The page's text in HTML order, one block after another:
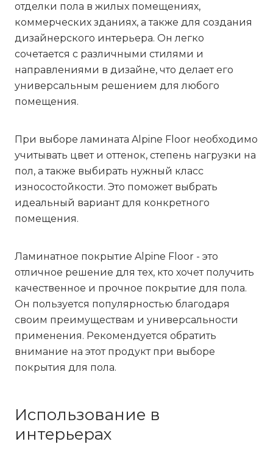
отделки пола в жилых помещениях,
коммерческих зданиях, а также для создания
дизайнерского интерьера. Он легко
сочетается с различными стилями и
направлениями в дизайне, что делает его
универсальным решением для любого
помещения.
При выборе ламината Alpine Floor необходимо
учитывать цвет и оттенок, степень нагрузки на
пол, а также выбирать нужный класс
износостойкости. Это поможет выбрать
идеальный вариант для конкретного
помещения.
Ламинатное покрытие Alpine Floor - это
отличное решение для тех, кто хочет получить
качественное и прочное покрытие для пола.
Он пользуется популярностью благодаря
своим преимуществам и универсальности
применения. Рекомендуется обратить
внимание на этот продукт при выборе
покрытия для пола.
Использование в
интерьерах